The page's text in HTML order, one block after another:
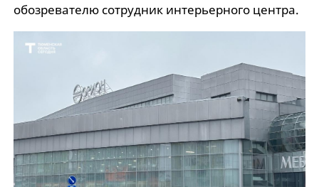
обозревателю сотрудник интерьерного центра.